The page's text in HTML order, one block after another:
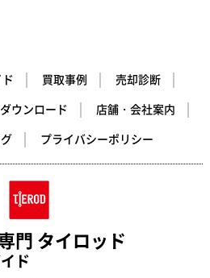
買取事例
売却診断
ウンロード
店舗・会社案内
プライバシーポリシー
門 タイロッド
ド